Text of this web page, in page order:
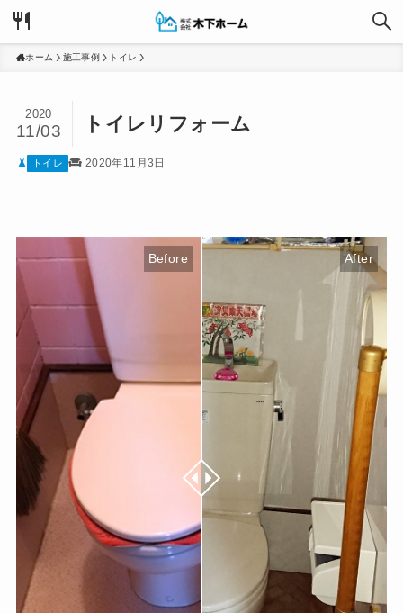
ホーム 施工事例 トイレ
トイレリフォーム
2020
11/03
トイレ 2020年11月3日
After
Before